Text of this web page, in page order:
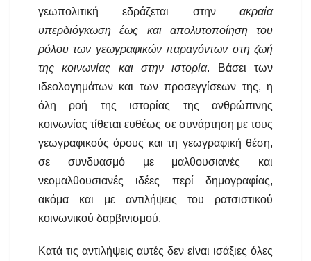
γεωπολιτική εδράζεται στην ακραία
υπερδιόγκωση έως και απολυτοποίηση του
ρόλου των γεωγραφικών παραγόντων στη ζωή
της κοινωνίας και στην ιστορία. Βάσει των
ιδεολογημάτων και των προσεγγίσεων της, η
όλη ροή της ιστορίας της ανθρώπινης
κοινωνίας τίθεται ευθέως σε συνάρτηση με τους
γεωγραφικούς όρους και τη γεωγραφική θέση,
σε συνδυασμό με μαλθουσιανές και
νεομαλθουσιανές ιδέες περί δημογραφίας,
ακόμα και με αντιλήψεις του ρατσιστικού
κοινωνικού δαρβινισμού.
Κατά τις αντιλήψεις αυτές δεν είναι ισάξιες όλες